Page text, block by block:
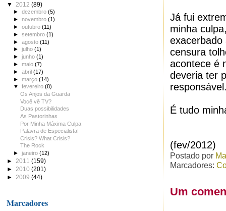
Já fui
minha
censura
acontece é
deveria ter
É tudo
(fev/2012)
Postado por
Marcadores:
Um
▼ 2012 (89)
►dezembro(5)
►novembro(1)
►outubro(11)
►setembro(1)
►agosto(11)
►julho(1)
►junho(1)
►maio(7)
►abril(17)
►março(14)
▼fevereiro(8)
Os Anjos da Guarda
Você vê TV?
Duas possibilidades
As Pastorinhas
Por Minha Máxima Culpa
Palavra de Especialista!
Crisis? What Crisis?
The Rock
►janeiro(12)
► 2011 (159)
► 2010 (201)
► 2009 (44)
Marcadores